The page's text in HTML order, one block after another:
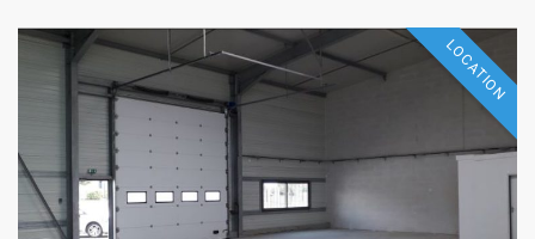
LOCATION